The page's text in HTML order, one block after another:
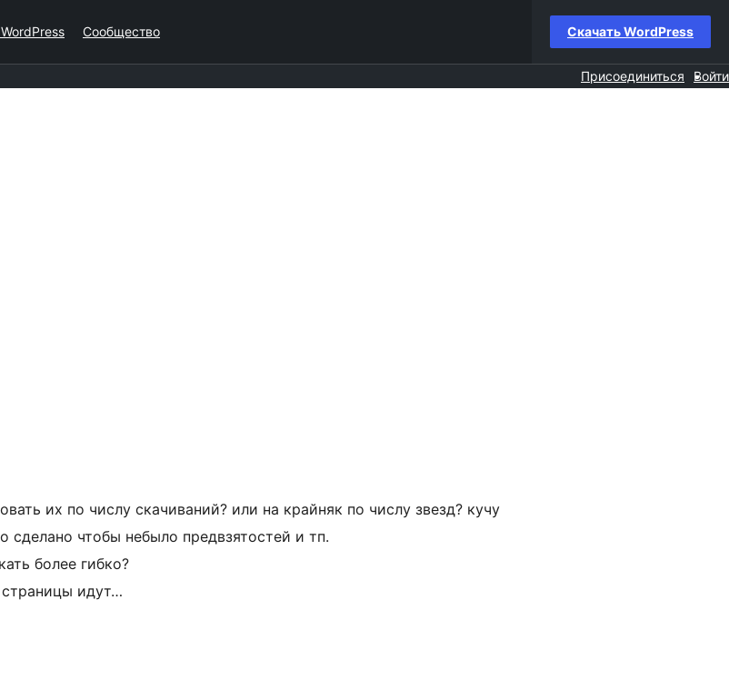
Сообщество Скачать WordPress
Присоединиться Войти
их по числу скачиваний? или на крайняк по числу звезд? кучу
сделано чтобы небыло предвзятостей и тп.
более гибко?
идут…